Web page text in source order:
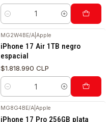
Cantidad
MG2W4BE/A |Apple
iPhone 17 Air 1TB negro
espacial
$1.818.990 CLP
Cantidad
MG8G4BE/A |Apple
iPhone 17 Pro 256GB plata